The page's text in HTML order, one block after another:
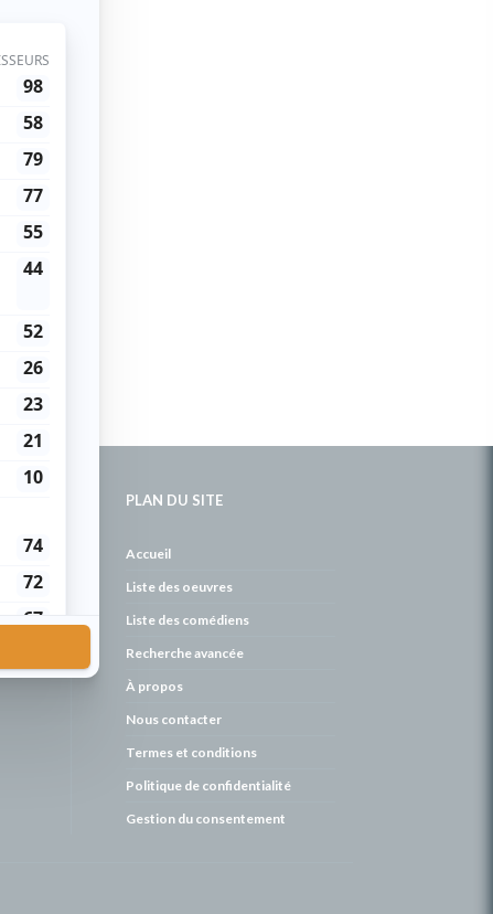
PLAN DU SITE
Accueil
Liste des oeuvres
Liste des comédiens
Recherche avancée
À propos
Nous contacter
Termes et conditions
Politique de confidentialité
Gestion du consentement